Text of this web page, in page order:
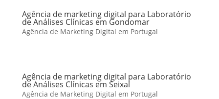
Agência de marketing digital para Laboratório
de Análises Clínicas em Gondomar
Agência de Marketing Digital em Portugal
Agência de marketing digital para Laboratório
de Análises Clínicas em Seixal
Agência de Marketing Digital em Portugal